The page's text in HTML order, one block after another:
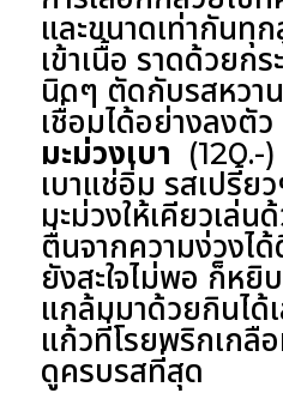
และขนาดเท่ากันทุ
เข้าเนื้อ ราดด้วยก
นิดๆ ตัดกับรสหวา
เชื่อมได้อย่างลงตัว
มะม่วงเบา (120.-
เบาแช่อิ่ม รสเปรี้ย
มะม่วงให้เคียวเล่น
ตื่นจากความง่วงไ
ยังสะใจไม่พอ ก็หยิ
แกล้มมาด้วยกินได้
แก้วที่โรยพริกเกลื
ดูครบรสที่สุด